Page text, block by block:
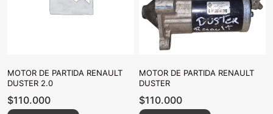
MOTOR DE PARTIDA RENAULT
DUSTER 2.0
$110.000
MOTOR DE PARTIDA RENAULT
DUSTER
$110.000